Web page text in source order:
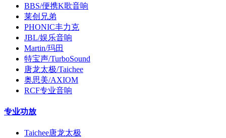
BBS/便携K歌音响
莱创兄弟
PHONIC丰力克
JBL/娱乐音响
Martin/玛田
特宝声/TurboSound
唐龙太极/Taichee
奥思美/AXIOM
RCF专业音响
专业功放
Taichee唐龙太极